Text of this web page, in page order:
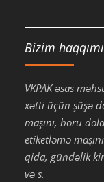
Bizim
VKPAK əsas
xətti üçün şüşə
maşını, boru
etiketləmə
qida, gündəlik
və s.